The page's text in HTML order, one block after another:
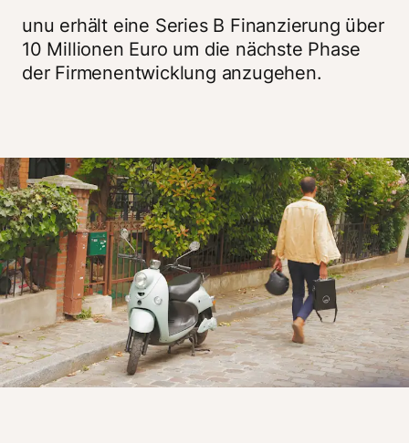
unu erhält eine Series B Finanzierung über
10 Millionen Euro um die nächste Phase
der Firmenentwicklung anzugehen.